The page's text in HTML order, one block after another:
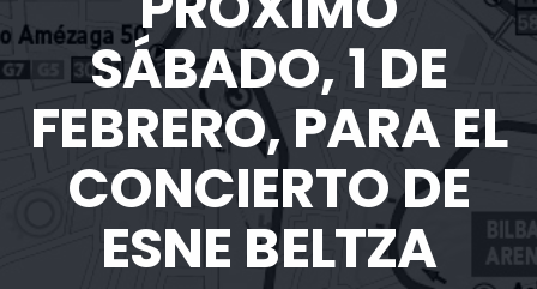
SÁBADO, 1 DE
FEBRERO, PARA EL
CONCIERTO DE
ESNE BELTZA